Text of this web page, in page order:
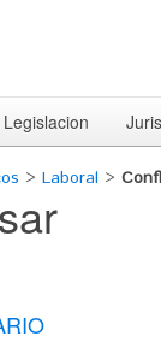
Legislacion
> Laboral >